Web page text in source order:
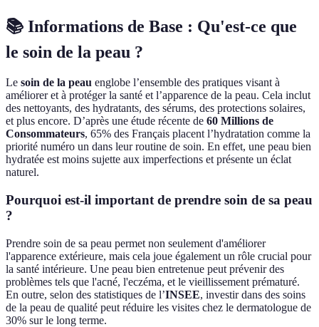
📚 Informations de Base : Qu'est-ce que
le soin de la peau ?
Le soin de la peau englobe l’ensemble des pratiques visant à
améliorer et à protéger la santé et l’apparence de la peau. Cela inclut
des nettoyants, des hydratants, des sérums, des protections solaires,
et plus encore. D’après une étude récente de 60 Millions de
Consommateurs, 65% des Français placent l’hydratation comme la
priorité numéro un dans leur routine de soin. En effet, une peau bien
hydratée est moins sujette aux imperfections et présente un éclat
naturel.
Pourquoi est-il important de prendre soin de sa peau
?
Prendre soin de sa peau permet non seulement d'améliorer
l'apparence extérieure, mais cela joue également un rôle crucial pour
la santé intérieure. Une peau bien entretenue peut prévenir des
problèmes tels que l'acné, l'eczéma, et le vieillissement prématuré.
En outre, selon des statistiques de l’INSEE, investir dans des soins
de la peau de qualité peut réduire les visites chez le dermatologue de
30% sur le long terme.